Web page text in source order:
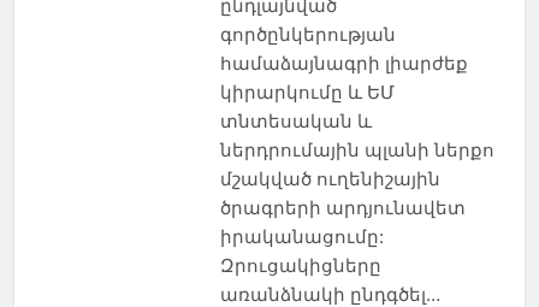
ընդլայնված
գործընկերության
համաձայնագրի լիարժեք
կիրարկումը և ԵՄ
տնտեսական և
ներդրումային պլանի ներքո
մշակված ուղենիշային
ծրագրերի արդյունավետ
իրականացումը:
Զրուցակիցները
առանձնակի ընդգծել…